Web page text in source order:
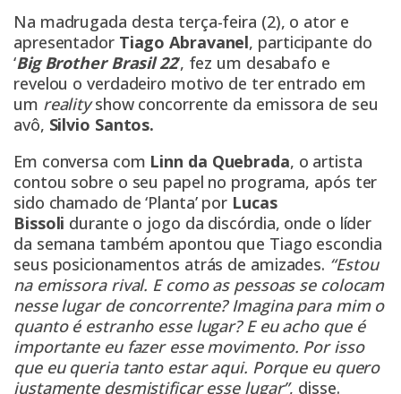
Na madrugada desta terça-feira (2), o ator e
apresentador Tiago Abravanel, participante do
‘Big Brother Brasil 22‘, fez um desabafo e
revelou o verdadeiro motivo de ter entrado em
um realityshow concorrente da emissora de seu
avô, Silvio Santos.
Em conversa com Linn da Quebrada, o artista
contou sobre o seu papel no programa, após ter
sido chamado de ‘Planta’ por Lucas
Bissoli durante o jogo da discórdia, onde o líder
da semana também apontou que Tiago escondia
seus posicionamentos atrás de amizades. “Estou
na emissora rival. E como as pessoas se colocam
nesse lugar de concorrente? Imagina para mim o
quanto é estranho esse lugar? E eu acho que é
importante eu fazer esse movimento. Por isso
que eu queria tanto estar aqui. Porque eu quero
justamente desmistificar esse lugar”, disse.